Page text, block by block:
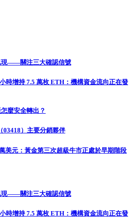
現——關注三大確認信號
時增持 7.5 萬枚 ETH：機構資金流向正在發
麼安全轉出？
03418）主要分銷夥伴
美元：黃金第三次超級牛市正處於早期階段
現——關注三大確認信號
時增持 7.5 萬枚 ETH：機構資金流向正在發